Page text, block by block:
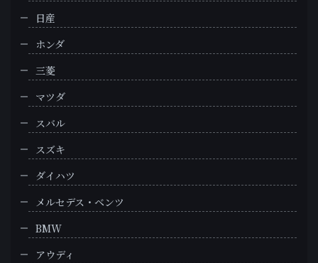
日産
ホンダ
三菱
マツダ
スバル
スズキ
ダイハツ
メルセデス・ベンツ
BMW
アウディ